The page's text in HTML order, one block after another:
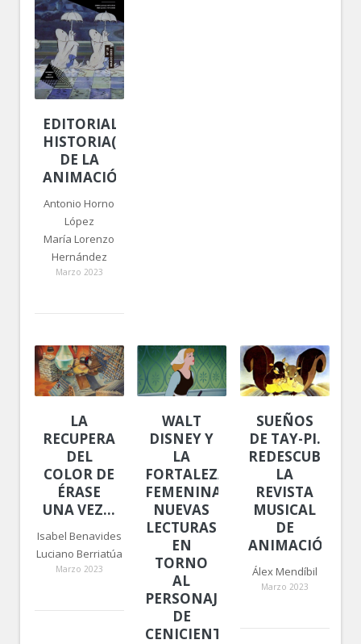
EDITORIAL:
HISTORIA(S)
DE LA
ANIMACIÓN
Antonio Horno
López
María Lorenzo
Hernández
Marzo 2023
LA
RECUPERACIÓN
DEL
COLOR DE
ÉRASE
UNA VEZ…
Isabel Benavides
Luciano Berriatúa
Marzo 2023
WALT
DISNEY Y
LA
FORTALEZA
FEMENINA:
NUEVAS
LECTURAS
EN
TORNO
AL
PERSONAJE
DE
CENICIENTA
SUEÑOS
DE TAY-PI.
LA
REVISTA
MUSICAL
DE
ANIMACIÓN
Álex Mendíbil
Marzo 2023